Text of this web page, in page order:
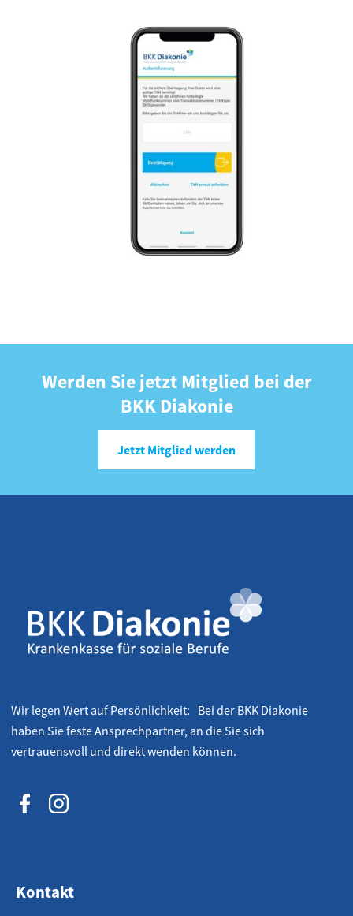
Werden Sie jetzt Mitglied bei der
BKK Diakonie
Jetzt Mitglied werden
Wir legen Wert auf Persönlichkeit: Bei der BKK Diakonie
haben Sie feste Ansprechpartner, an die Sie sich
vertrauensvoll und direkt wenden können.
Kontakt